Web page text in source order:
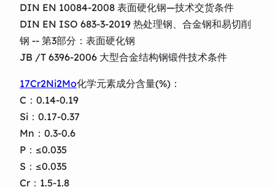
DIN EN 10084-2008 表面硬化钢—技术交货条件
DIN EN ISO 683-3-2019 热处理钢、合金钢和易切削
钢 -- 第3部分：表面硬化钢
JB /T 6396-2006 大型合金结构钢锻件技术条件
17Cr2Ni2Mo化学元素成分含量(%)：
C：0.14-0.19
Si：0.17-0.37
Mn：0.3-0.6
P：≤0.035
S：≤0.035
Cr：1.5-1.8